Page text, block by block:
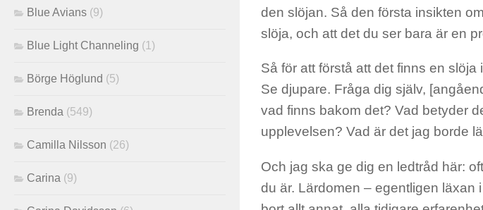
den slöjan. Så den första insikten
slöja, och att det du ser bara är en
Så för att förstå att det finns en
Se djupare. Fråga dig själv,
vad finns bakom det? Vad betyder
upplevelsen? Vad är det jag borde
Och jag ska ge dig en ledtråd här:
du är. Lärdomen – egentligen läxan
Blue Avians (9)
Blue Light Channeling (1)
Börge Höglund (5)
Brenda (549)
Camilla Nilsson (26)
Carina (9)